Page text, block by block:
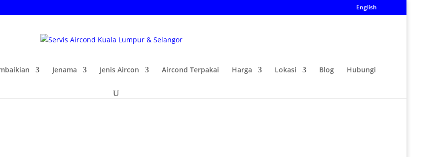
English
Jenama Jenis Aircon Aircond Terpakai Harga Lokasi Blog Hubungi